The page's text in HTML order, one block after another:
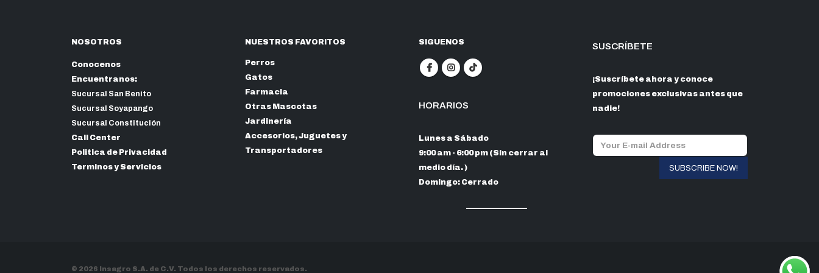
NOSOTROS
Conocenos
Encuentranos:
Sucursal San Benito
Sucursal Soyapango
Sucursal Constitución
Call Center
Politica de Privacidad
Terminos y Servicios
NUESTROS FAVORITOS
Perros
Gatos
Farmacia
Otras Mascotas
Jardinería
Accesorios, Juguetes y
Transportadores
SIGUENOS
HORARIOS
Lunes a Sábado
9:00 am - 6:00 pm (Sin cerrar al
medio día. )
Domingo: Cerrado
SUSCRÍBETE
¡Suscríbete ahora y conoce
promociones exclusivas antes que
nadie!
© 2026 Insagro S.A. de C.V. Todos los derechos reservados.